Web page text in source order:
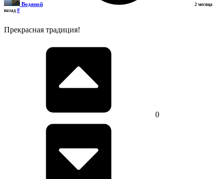
Водяной
2 месяца
назад #
Прекрасная традиция!
0